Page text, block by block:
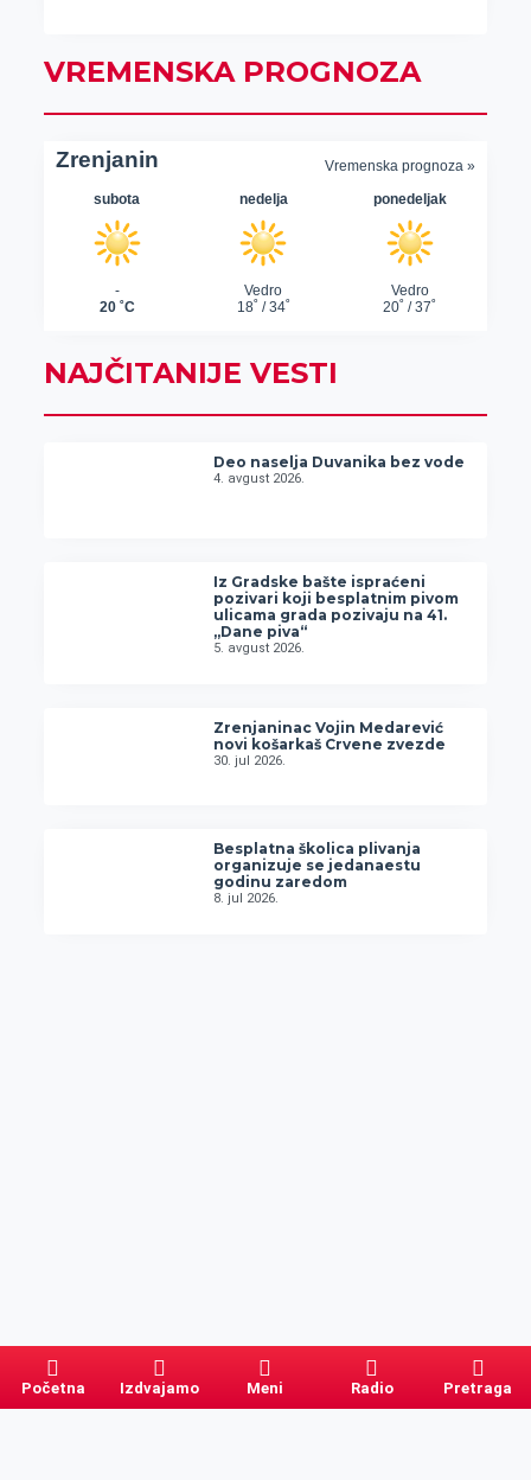
VREMENSKA PROGNOZA
NAJČITANIJE VESTI
Deo naselja Duvanika bez vode
4. avgust 2026.
Iz Gradske bašte ispraćeni
pozivari koji besplatnim pivom
ulicama grada pozivaju na 41.
„Dane piva“
5. avgust 2026.
Zrenjaninac Vojin Medarević
novi košarkaš Crvene zvezde
30. jul 2026.
Besplatna školica plivanja
organizuje se jedanaestu
godinu zaredom
8. jul 2026.
Početna Izdvajamo Meni Radio Pretraga